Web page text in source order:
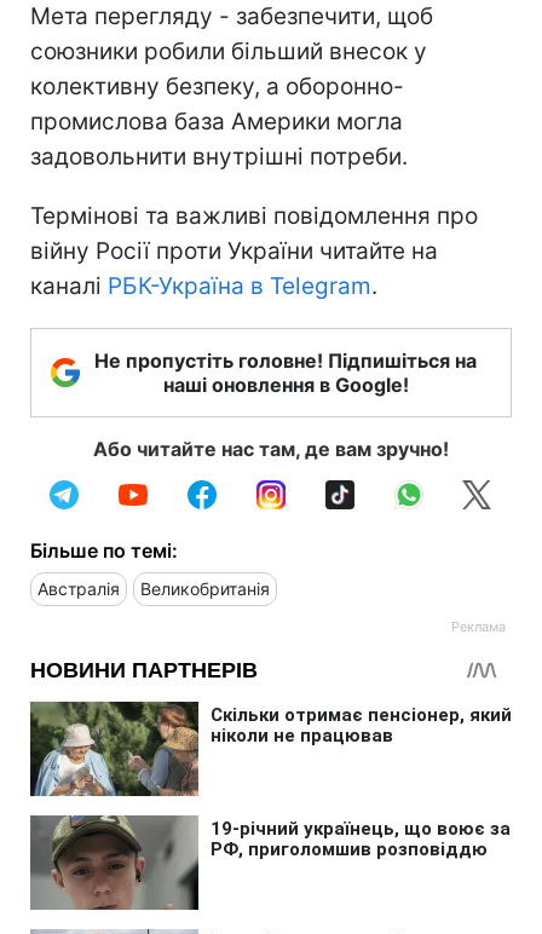
Мета перегляду - забезпечити, щоб
союзники робили більший внесок у
колективну безпеку, а оборонно-
промислова база Америки могла
задовольнити внутрішні потреби.
Термінові та важливі повідомлення про
війну Росії проти України читайте на
каналі РБК-Україна в Telegram.
Не пропустіть головне! Підпишіться на
наші оновлення в Google!
Або читайте нас там, де вам зручно!
Більше по темі:
Австралія Великобританія